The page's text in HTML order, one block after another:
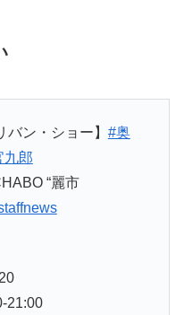
バン・ショー】 #奥
九郎
“麗市
21:00